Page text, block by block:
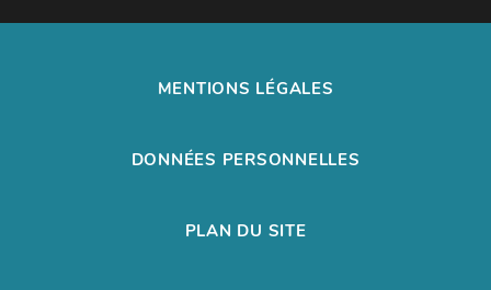
MENTIONS LÉGALES
DONNÉES PERSONNELLES
PLAN DU SITE